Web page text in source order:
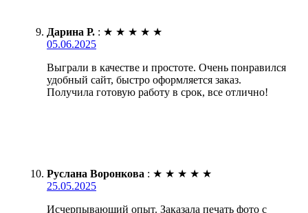
Дарина Р. : ★ ★ ★ ★ ★
05.06.2025
Выграли в качестве и простоте. Очень понравился
удобный сайт, быстро оформляется заказ.
Получила готовую работу в срок, все отлично!
Руслана Воронкова : ★ ★ ★ ★ ★
25.05.2025
Исчерпывающий опыт. Заказала печать фото с